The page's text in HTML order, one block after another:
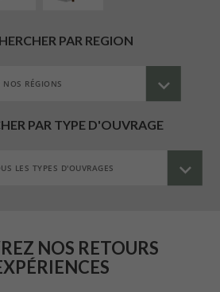
PAR REGION
PAR TYPE D'OUVRAGE
NOS RETOURS